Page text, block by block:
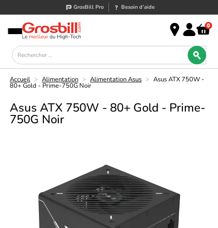
GrosBill Pro Besoin d’aide
0
Accueil > Alimentation > Alimentation Asus > Asus ATX 750W -
80+ Gold - Prime-750G Noir
Asus ATX 750W - 80+ Gold - Prime-
750G Noir